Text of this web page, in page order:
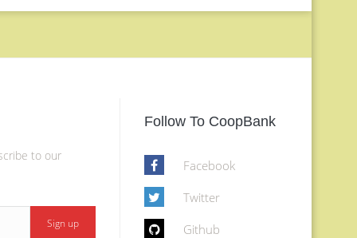
to our
Follow To CoopBank
Facebook
Twitter
Github